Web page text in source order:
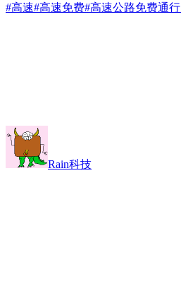
#高速#高速免费#高速公路免费通行
Rain科技